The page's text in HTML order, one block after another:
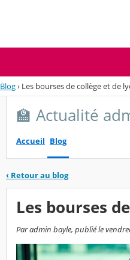
Blog› Les bourses de collège et de
🏫 Actualité
Accueil Blog
‹ Retour au blog
Les bourses
Par admin bayle, publié le